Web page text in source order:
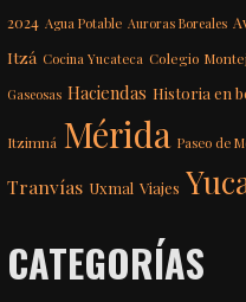
2024 Agua Potable Auroras Boreales
Itzá Cocina Yucateca Colegio
Gaseosas Haciendas Historia en
Itzimná Mérida Paseo de
Tranvías Uxmal Viajes
CATEGORÍAS